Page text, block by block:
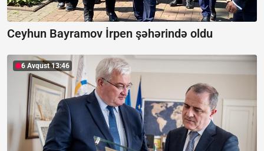
Ceyhun Bayramov İrpen şəhərində oldu
6 Avqust 13:46